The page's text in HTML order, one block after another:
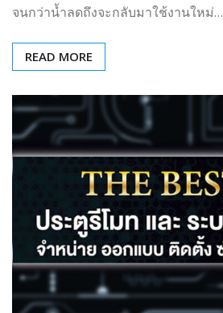
จนกว่าน้ำลดถึงจะกลับมาใช้งานใหม่…
READ MORE